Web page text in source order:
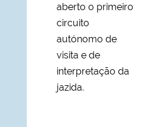
aberto o primeiro
circuito
autónomo de
visita e de
interpretação da
jazida.